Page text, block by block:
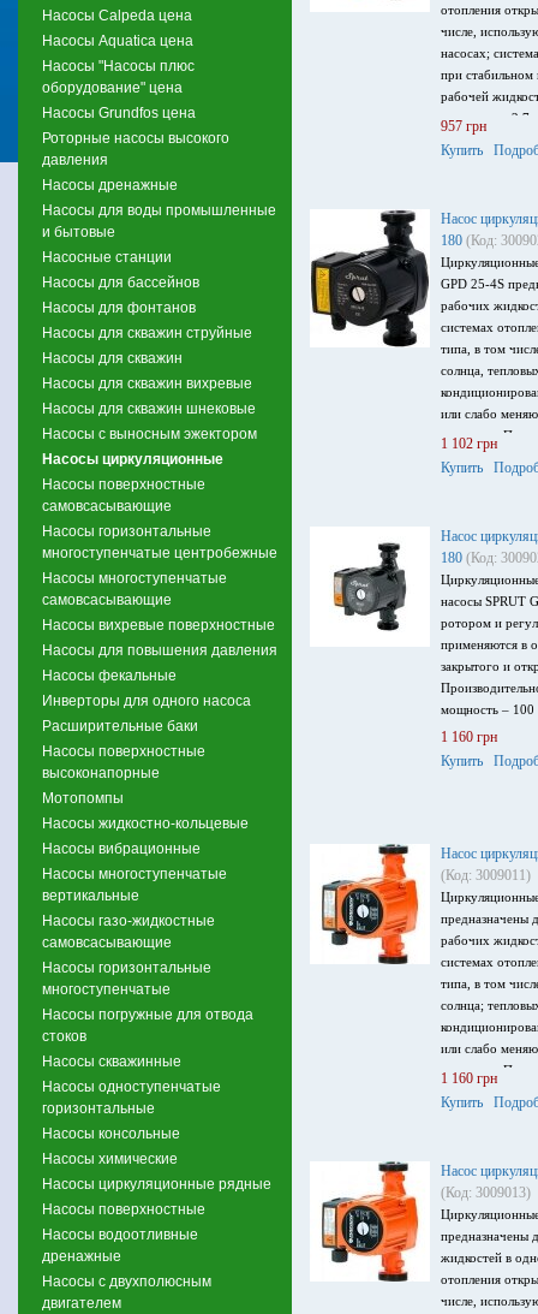
Насосы Calpeda цена
Насосы Aquatica цена
Насосы "Насосы плюс
оборудование" цена
Насосы Grundfos цена
Роторные насосы высокого
давления
Насосы дренажные
Насосы для воды промышленные
и бытовые
Насосные станции
Насосы для бассейнов
Насосы для фонтанов
Насосы для скважин струйные
Насосы для скважин
Насосы для скважин вихревые
Насосы для скважин шнековые
Насосы с выносным эжектором
Насосы циркуляционные
Насосы поверхностные
самовсасывающие
Насосы горизонтальные
многоступенчатые центробежные
Насосы многоступенчатые
самовсасывающие
Насосы вихревые поверхностные
Насосы для повышения давления
Насосы фекальные
Инверторы для одного насоса
Расширительные баки
Насосы поверхностные
высоконапорные
Мотопомпы
Насосы жидкостно-кольцевые
Насосы вибрационные
Насосы многоступенчатые
вертикальные
Насосы газо-жидкостные
самовсасывающие
Насосы горизонтальные
многоступенчатые
Насосы погружные для отвода
стоков
Насосы скважинные
Насосы одноступенчатые
горизонтальные
Насосы консольные
Насосы химические
Насосы циркуляционные рядные
Насосы поверхностные
Насосы водоотливные
дренажные
Насосы с двухполюсным
двигателем
отопления
числе,
насосах;
при
рабочей
ч, напор до 2.7
напряжение
957 грн
Купить
Насос
180 (Код:
GPD 25-4S
рабочих
системах
типа, в том
солнца,
или слабо
жидкости.
напор до 5.1
питания 220 В.
1 102 грн
Купить
Насос
180 (Код:
насосы SPRUT
ротором и
применяются в
закрытого и
мощность – 100
1 160 грн
Купить
Насос
(Код: 3009011)
предназначены
рабочих
системах
типа, в том
солнца;
или слабо
жидкости.
до 5 м,
220 В.
1 160 грн
Купить
Насос
(Код: 3009013)
предназначены
жидкостей в
отопления
числе,